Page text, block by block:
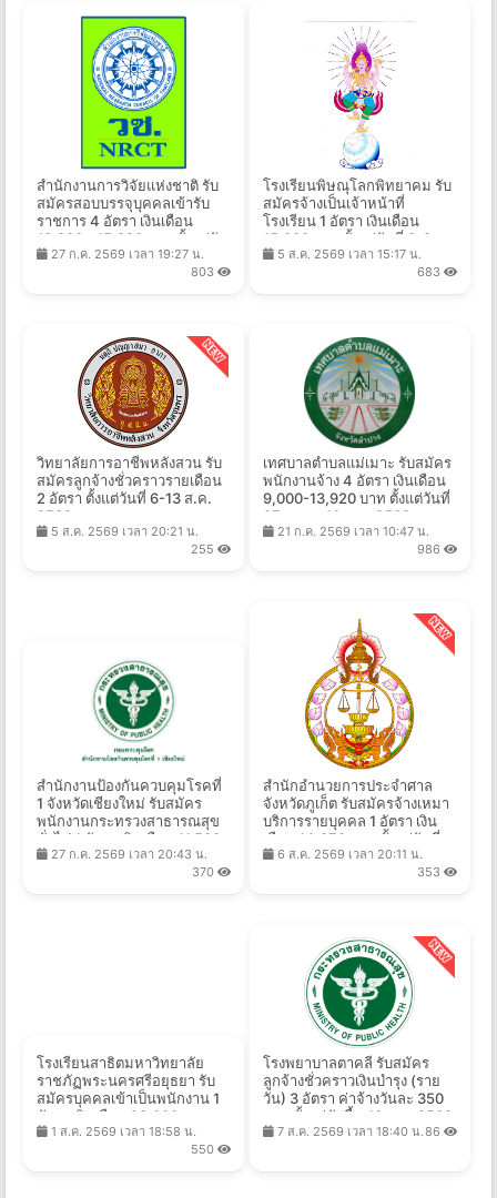
สำนักงานการวิจัยแห่งชาติ รับ
สมัครสอบบรรจุบุคคลเข้ารับ
ราชการ 4 อัตรา เงินเดือน
13,920 - 15,320 บาท ตั้งแต่วัน
ที่ 6 - 27 ส.ค. 2569
27 ก.ค. 2569 เวลา 19:27 น.
803
โรงเรียนพิษณุโลกพิทยาคม รับ
สมัครจ้างเป็นเจ้าหน้าที่
โรงเรียน 1 อัตรา เงินเดือน
15,000 บาท ตั้งแต่วันที่ 3-9
ส.ค. 2569
5 ส.ค. 2569 เวลา 15:17 น.
683
วิทยาลัยการอาชีพหลังสวน รับ
สมัครลูกจ้างชั่วคราวรายเดือน
2 อัตรา ตั้งแต่วันที่ 6-13 ส.ค.
2569
5 ส.ค. 2569 เวลา 20:21 น.
255
เทศบาลตำบลแม่เมาะ รับสมัคร
พนักงานจ้าง 4 อัตรา เงินเดือน
9,000-13,920 บาท ตั้งแต่วันที่
27 ก.ค. - 10 ส.ค. 2569
21 ก.ค. 2569 เวลา 10:47 น.
986
สำนักงานป้องกันควบคุมโรคที่
1 จังหวัดเชียงใหม่ รับสมัคร
พนักงานกระทรวงสาธารณสุข
ทั่วไป 1 อัตรา เงินเดือน 11,500
บาท ตั้งแต่วันที่ 10-21 ส.ค.
27 ก.ค. 2569 เวลา 20:43 น.
370
สำนักอำนวยการประจำศาล
จังหวัดภูเก็ต รับสมัครจ้างเหมา
บริการรายบุคคล 1 อัตรา เงิน
เดือน 14,070 บาท ตั้งแต่วันที่
4-13 ส.ค. 2569
6 ส.ค. 2569 เวลา 20:11 น.
353
โรงเรียนสาธิตมหาวิทยาลัย
ราชภัฏพระนครศรีอยุธยา รับ
สมัครบุคคลเข้าเป็นพนักงาน 1
ตั้งแต่บัดนี้ - 13 ส.ค. 2569
1 ส.ค. 2569 เวลา 18:58 น.
550
โรงพยาบาลตาคลี รับสมัคร
ลูกจ้างชั่วคราวเงินบํารุง (ราย
วัน) 3 อัตรา ค่าจ้างวันละ 350
7 ส.ค. 2569 เวลา 18:40 น.86